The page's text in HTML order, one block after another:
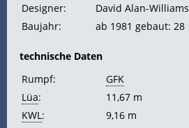
Designer:
David Alan-Williams
Baujahr:
ab 1981 gebaut: 28
technische Daten
Rumpf:
GFK
Lüa:
11,67 m
KWL :
9,16 m